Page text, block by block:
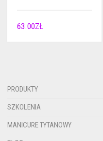
63.00ZŁ
PRODUKTY
SZKOLENIA
MANICURE TYTANOWY